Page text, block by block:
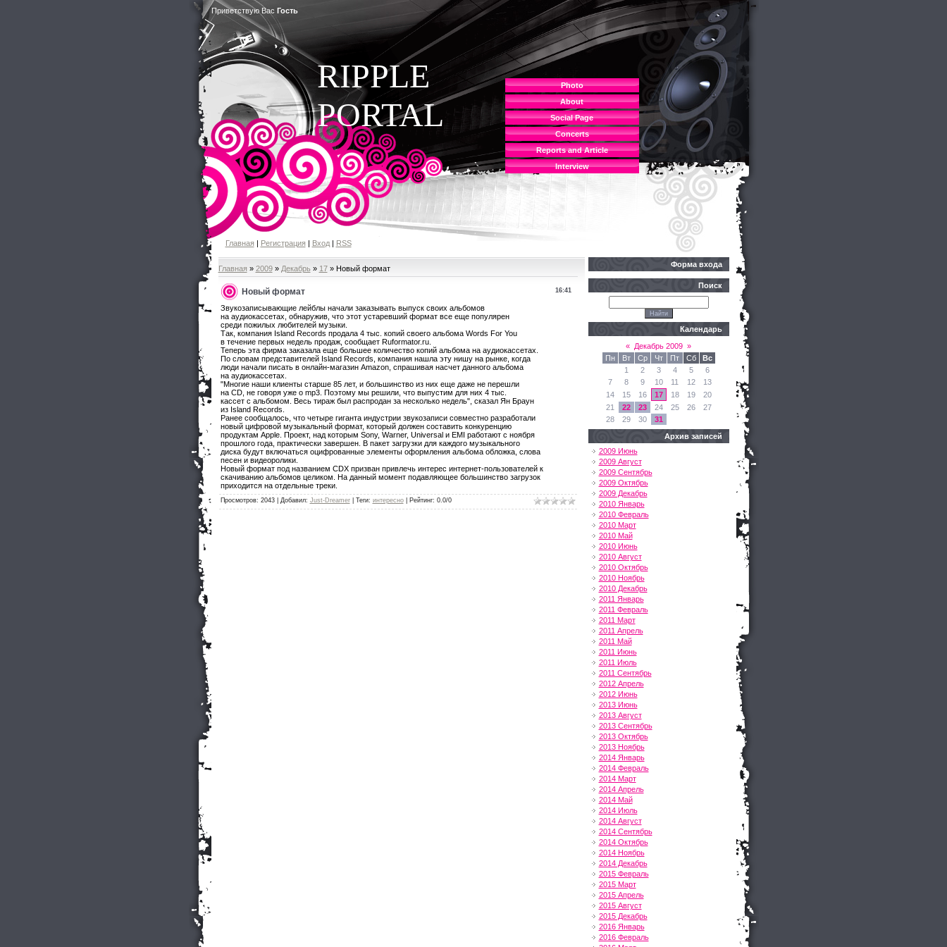
Приветствую Вас Гость
Photo
About
Social Page
Concerts
Reports and Article
Interview
RIPPLE
PORTAL
Главная| Регистрация| Вход| RSS
Главная » 2009 » Декабрь » 17» Новый формат
16:41
Новый формат
Звукозаписывающие лейблы начали заказывать выпуск своих альбомов
на аудиокассетах, обнаружив, что этот устаревший формат все еще популярен
среди пожилых любителей музыки.
Так, компания Island Records продала 4 тыс. копий своего альбома Words For You
в течение первых недель продаж, сообщает Ruformator.ru.
Теперь эта фирма заказала еще большее количество копий альбома на аудиокассетах.
По словам представителей Island Records, компания нашла эту нишу на рынке, когда
люди начали писать в онлайн-магазин Amazon, спрашивая насчет данного альбома
на аудиокассетах.
"Многие наши клиенты старше 85 лет, и большинство из них еще даже не перешли
на CD, не говоря уже о mp3. Поэтому мы решили, что выпустим для них 4 тыс.
кассет с альбомом. Весь тираж был распродан за несколько недель", сказал Ян Браун
из Island Records.
Ранее сообщалось, что четыре гиганта индустрии звукозаписи совместно разработали
новый цифровой музыкальный формат, который должен составить конкуренцию
продуктам Apple. Проект, над которым Sony, Warner, Universal и EMI работают с ноября
прошлого года, практически завершен. В пакет загрузки для каждого музыкального
диска будут включаться оцифрованные элементы оформления альбома обложка, слова
песен и видеоролики.
Новый формат под названием CDХ призван привлечь интерес интернет-пользователей к
скачиванию альбомов целиком. На данный момент подавляющее большинство загрузок
приходится на отдельные треки.
Просмотров: 2043 | Добавил: Just-Dreamer| Теги: интересно| Рейтинг: 0.0/0
Форма входа
Поиск
Календарь
« Декабрь 2009 »
Пн
Вт Ср Чт Пт Сб
Вс
1
2 3 4 5
6
7
8 9 10 11 12
13
14
15 16 17 18 19
20
21
22 23 24 25 26
27
28
29 30
31
Архив записей
2009 Июнь
2009 Август
2009 Сентябрь
2009 Октябрь
2009 Декабрь
2010 Январь
2010 Февраль
2010 Март
2010 Май
2010 Июнь
2010 Август
2010 Октябрь
2010 Ноябрь
2010 Декабрь
2011 Январь
2011 Февраль
2011 Март
2011 Апрель
2011 Май
2011 Июнь
2011 Июль
2011 Сентябрь
2012 Апрель
2012 Июнь
2013 Июнь
2013 Август
2013 Сентябрь
2013 Октябрь
2013 Ноябрь
2014 Январь
2014 Февраль
2014 Март
2014 Апрель
2014 Май
2014 Июль
2014 Август
2014 Сентябрь
2014 Октябрь
2014 Ноябрь
2014 Декабрь
2015 Февраль
2015 Март
2015 Апрель
2015 Август
2015 Декабрь
2016 Январь
2016 Февраль